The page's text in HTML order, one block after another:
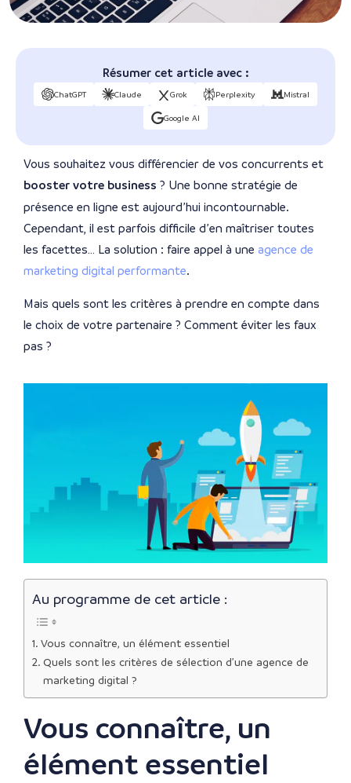
Résumer cet article avec :
ChatGPT Claude Grok Perplexity Mistral
Google AI
Vous souhaitez vous différencier de vos concurrents et
booster votre business ? Une bonne stratégie de
présence en ligne est aujourd’hui incontournable.
Cependant, il est parfois difficile d’en maîtriser toutes
les facettes… La solution : faire appel à une agence de
marketing digital performante.
Mais quels sont les critères à prendre en compte dans
le choix de votre partenaire ? Comment éviter les faux
pas ?
Au programme de cet article :
Vous connaître, un élément essentiel
Quels sont les critères de sélection d’une agence de
marketing digital ?
Vous connaître, un
élément essentiel